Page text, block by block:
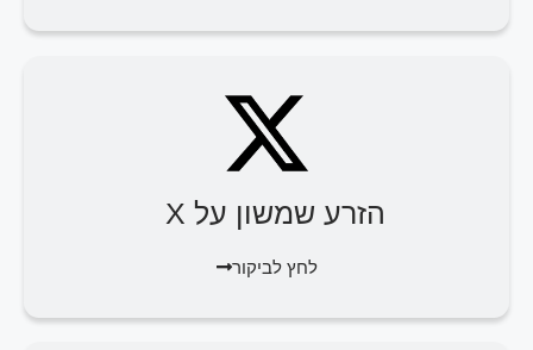
הזרע שמשון על X
לחץ לביקור